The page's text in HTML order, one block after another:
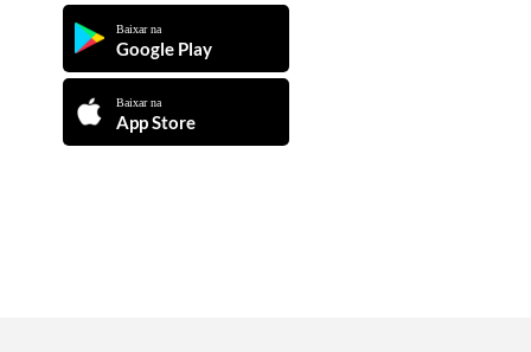
Baixar na
Google Play
Baixar na
App Store